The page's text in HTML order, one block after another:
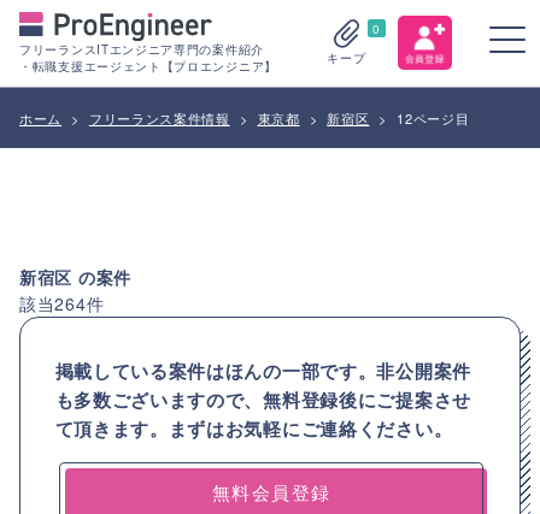
フリーランスITエンジニア専門の案件紹介
・転職支援エージェント【プロエンジニア】
0
キープ
ホーム > フリーランス案件情報 > 東京都 > 新宿区 > 12ページ目
新宿区 の案件
該当264件
掲載している案件はほんの一部です。非公開案件
も多数ございますので、無料登録後にご提案させ
て頂きます。まずはお気軽にご連絡ください。
無料会員登録